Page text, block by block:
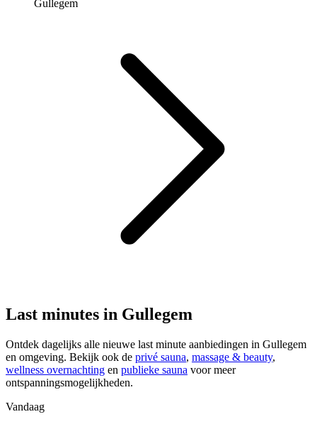
Gullegem
Last minutes in Gullegem
Ontdek dagelijks alle nieuwe last minute aanbiedingen in Gullegem
en omgeving. Bekijk ook de privé sauna, massage & beauty,
wellness overnachting en publieke sauna voor meer
ontspanningsmogelijkheden.
Vandaag